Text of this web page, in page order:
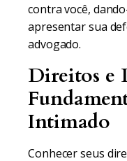
contra você,
apresentar sua
advogado.
Direitos e
Intimado
Conhecer seus